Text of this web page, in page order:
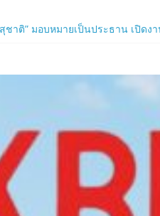
สุชาติ” มอบหมายเป็นประธาน เปิ
อบ 1 ปี “Lordnine”เปิดตัวเซิร์ฟให
รด Backbone Networkสำหรับภาค